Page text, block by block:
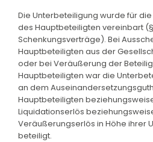
Die Unterbeteiligung wurde für
des Hauptbeteiligten vereinbart
Schenkungsverträge). Bei
Hauptbeteiligten aus der
oder bei Veräußerung der
Hauptbeteiligten war die
an dem
Hauptbeteiligten
Liquidationserlös
Veräußerungserlös in Höhe ihrer
beteiligt.